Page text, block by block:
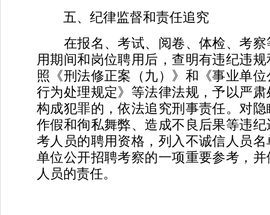
五、纪律监督和责任追究
在报名、考试、阅卷、体检、考察
用期间和岗位聘用后，查明有违纪违
照《刑法修正案（九）》和《事业单
行为处理规定》等法律法规，予以严
构成犯罪的，依法追究刑事责任。对
作假和徇私舞弊、造成不良后果等违
考人员的聘用资格，列入不诚信人员
单位公开招聘考察的一项重要参考，
人员的责任。